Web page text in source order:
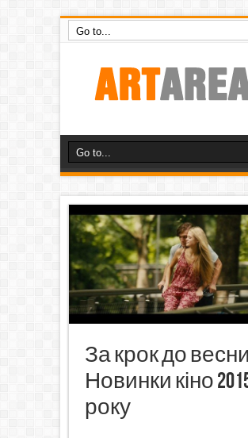
За крок до
Новинки кіно
року